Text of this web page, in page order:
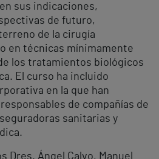
sus indicaciones,
de futuro,
de la cirugía
en técnicas mínimamente
los tratamientos biológicos
El curso ha incluido
en la que han
de compañías de
sanitarias y
Dres. Ángel Calvo, Manuel